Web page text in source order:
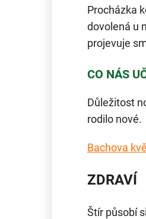
Procházka
dovolená u
projevuje
CO NÁS
Důležitost
rodilo nové.
Bachova
ZDRAVÍ
Štír působí